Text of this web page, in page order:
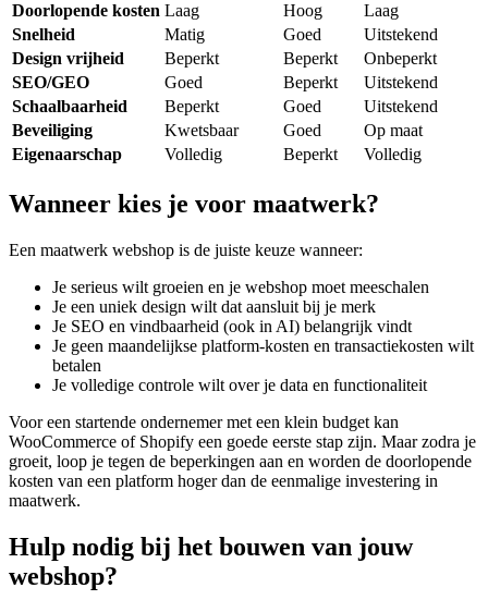
Doorlopende kosten Laag Hoog
Laag
Snelheid
Matig Goed
Uitstekend
Design vrijheid
Beperkt Beperkt
Onbeperkt
SEO/GEO
Goed Beperkt
Uitstekend
Schaalbaarheid
Beperkt Goed
Uitstekend
Beveiliging
Kwetsbaar Goed
Op maat
Eigenaarschap
Volledig Beperkt Volledig
Wanneer kies je voor maatwerk?
Een maatwerk webshop is de juiste keuze wanneer:
Je serieus wilt groeien en je webshop moet meeschalen
Je een uniek design wilt dat aansluit bij je merk
Je SEO en vindbaarheid (ook in AI) belangrijk vindt
Je geen maandelijkse platform-kosten en transactiekosten wilt
betalen
Je volledige controle wilt over je data en functionaliteit
Voor een startende ondernemer met een klein budget kan
WooCommerce of Shopify een goede eerste stap zijn. Maar zodra je
groeit, loop je tegen de beperkingen aan en worden de doorlopende
kosten van een platform hoger dan de eenmalige investering in
maatwerk.
Hulp nodig bij het bouwen van jouw
webshop?